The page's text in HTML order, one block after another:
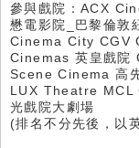
參與戲院：ACX
懋電影院_巴黎倫
Cinema City CGV
Cinemas 英皇戲院
Scene Cinema 高
LUX Theatre MCL
光戲院大劇場
(排名不分先後，以